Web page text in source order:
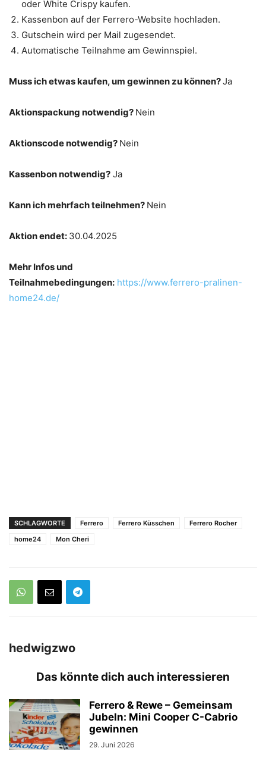
oder White Crispy kaufen.
Kassenbon auf der Ferrero-Website hochladen.
Gutschein wird per Mail zugesendet.
Automatische Teilnahme am Gewinnspiel.
Muss ich etwas kaufen, um gewinnen zu können?Ja
Aktionspackung notwendig? Nein
Aktionscode notwendig? Nein
Kassenbon notwendig? Ja
Kann ich mehrfach teilnehmen? Nein
Aktion endet: 30.04.2025
Mehr Infos und
Teilnahmebedingungen: https://www.ferrero-pralinen-
home24.de/
SCHLAGWORTE Ferrero Ferrero Küsschen
Ferrero Rocher
home24
Mon Cheri
hedwigzwo
Das könnte dich auch interessieren
Ferrero & Rewe – Gemeinsam
Jubeln: Mini Cooper C-Cabrio
gewinnen
29. Juni 2026